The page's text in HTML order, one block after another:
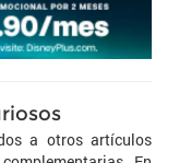
a otros artículos